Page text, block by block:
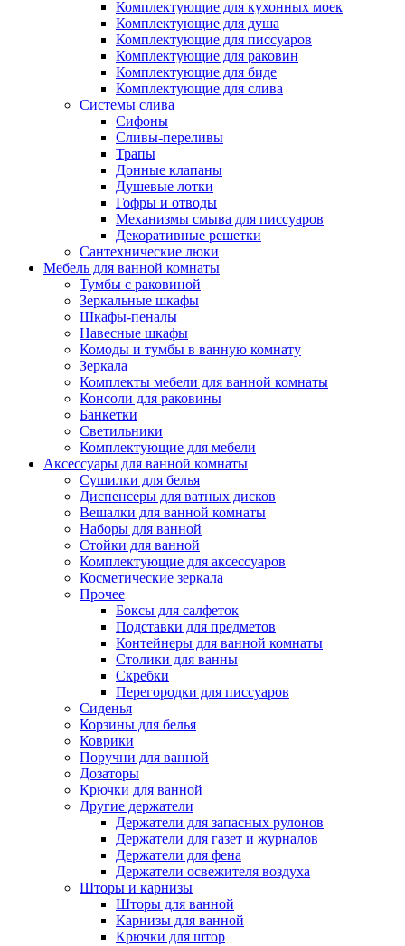
Комплектующие для кухонных моек
Комплектующие для душа
Комплектующие для писсуаров
Комплектующие для раковин
Комплектующие для биде
Комплектующие для слива
Системы слива
Сифоны
Сливы-переливы
Трапы
Донные клапаны
Душевые лотки
Гофры и отводы
Механизмы смыва для писсуаров
Декоративные решетки
Сантехнические люки
Мебель для ванной комнаты
Тумбы с раковиной
Зеркальные шкафы
Шкафы-пеналы
Навесные шкафы
Комоды и тумбы в ванную комнату
Зеркала
Комплекты мебели для ванной комнаты
Консоли для раковины
Банкетки
Светильники
Комплектующие для мебели
Аксессуары для ванной комнаты
Сушилки для белья
Диспенсеры для ватных дисков
Вешалки для ванной комнаты
Наборы для ванной
Стойки для ванной
Комплектующие для аксессуаров
Косметические зеркала
Прочее
Боксы для салфеток
Подставки для предметов
Контейнеры для ванной комнаты
Столики для ванны
Скребки
Перегородки для писсуаров
Сиденья
Корзины для белья
Коврики
Поручни для ванной
Дозаторы
Крючки для ванной
Другие держатели
Держатели для запасных рулонов
Держатели для газет и журналов
Держатели для фена
Держатели освежителя воздуха
Шторы и карнизы
Шторы для ванной
Карнизы для ванной
Крючки для штор